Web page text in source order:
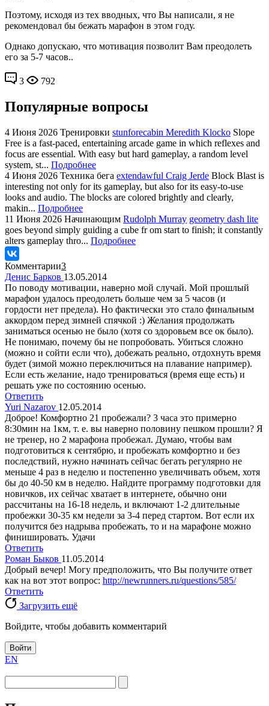
Поэтому, исходя из тех вводных, что Вы написали, я не
рекомендовал бы бежать марафон в этом году.
Однако допускаю, что мотивация позволит Вам преодолеть
его за 5-7 часов..
3 792
Популярные вопросы
4 Июня 2026 Тренировки stunforecabin Meredith Klocko Slope
Free is a fast-paced, entertaining arcade game in which reflexes and
focus are essential. With easy but hard gameplay, a random level
system, st... Подробнее
4 Июня 2026 Техника бега extendawful Craig Jerde Block Blast is
interesting not only for its gameplay, but also for its easy-to-use
looks and audio. The blocks are colored brightly and clearly,
makin... Подробнее
11 Июня 2026 Начинающим Rudolph Murray geometry dash lite
goes beyond simply guiding a cube fr om start to finish; it constantly
alters gameplay thro... Подробнее
Комментарии3
Денис Барков 13.05.2014
По поводу мотивации, наверно мой случай. Мой прошлый
марафон удалось преодолеть больше чем за 5 часов (и
гордости нет предела). Но фактически это стало финальным
аккордом перед зимней спячкой :) Желания продолжать
заниматься осенью не было (хотя со здоровьем все ок было).
Не понимаю, почему бы не попробовать. Убиться сложно
(можно и сойти если что), добежать реально, отдохнуть время
будет (зимой можно переключиться на плавание например).
Если есть желание, надо тренироваться (время еще есть) и
решать уже по состоянию осенью.
Ответить
Yuri Nazarov 12.05.2014
Доброе! Комфортно 21 пробежали? 3 часа это примерно
8:30мин на 1км, т. е. вы наверно половину пешком прошли? Я
не тренер, но 2 марафона пробежал. Думаю, чтобы вам
подготовиться к сентябрю, и пробежать комфортно и без
последствий, нужно начинать сейчас бегать регулярно не
меньше 4 раз в неделю и постепенно увеличивать объем, хотя
бы до 40-50 км в неделю. Найдите программу подготовки для
новичков, их сейчас хватает в интернете, обычно они
рассчитаны на 16-18 недель, и включают 1-2 длительные
пробежки 30-35 км недели за 3-4 перед стартом. Вот если их
получится без надрыва пробежать, то и на марафоне можно
финишировать. Удачи
Ответить
Роман Быков 11.05.2014
Добрый вечер! Могу предположить, что Вы получите ответ
как на вот этот вопрос: http://newrunners.ru/questions/585/
Ответить
Загрузить ещё
Войдите, чтобы добавить комментарий
Войти
EN